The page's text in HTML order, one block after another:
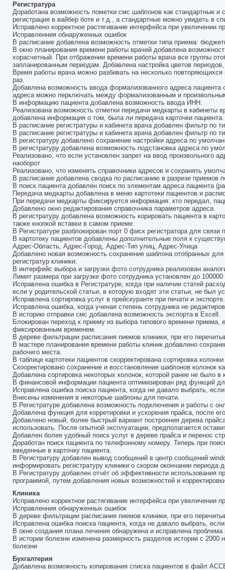
Регистратура
Доработана возможность пометки смс шаблонов как стандартные
регистрация в вайбер боте и т.д., а стандартные можно увидеть в
Исправлено корректное растягивание интерфейса при увеличении
Исправленния обнаруженных ошибок
В расписание добавлена возможность отметки типа приема:
В окно планирования времени работы врачей добавлена
хорасчетный. При отбражении времени работы врача все группы
запланированным периодам. Добавлена настройка цветов
Время работы врача можно разбивать на несколько
раз.
Добавлена возможность ввода формализованного адреса
адреса можно перключать между формализованным и
В информацию пациента добавлена возможность ввода ИНН.
Реализована возможность отметки передачи медкарты в
добавлена информация о том, была ли передача карточки
В расписание регистратуры и кабинета врача добавлен фильтр по
В расписание регистратуры и кабинета врача добавлен фильтр по
В регистратуру добавлено сохранение настройки адреса по
В регистратуру добавлена возможность подстановка адреса по
Реализовано, что если установлен запрет на ввод произвольного
наоборот
Реализовано, что изменять справочники адресов и сохранять
В расписание добавлена сводка по расписанию в разрезе приемов
В поиск пациента добавлен поиск по элементам адреса пациента
Передача медкарты добавлена в меню картотеки пациентов и
При передачи медкарты фиксируется информация: кто передал,
Добавлено окно редактирования справочника параметров адреса.
В регистратуру добавлена возможность корировать пациента в
также кнопкой вставки в самом приеме.
В Регистратуре разблокирован порт 0 фиск регистратора для
В картотеку пациентов добавлены дополнительные поля к
Адрес-Область, Адрес-Город, Адрес-Тип улиц, Адрес-Улица
Добавлено новая возможность сохранение шаблона отобранных
регистратур клиники.
В интерфейс выбора и загрузки фото сотрудника реализован
Лимит размера при загрузке фото сотрудника установлен до
Исправлена ошибка в Регистратуре, когда при наличии статей
если у родительской статьи, в которую входят эти статьи, не был
Исправлена сортировка услуг в прейскуранте при печати и экспорте.
Исправлена ошибка, когда ученая степень сотрудника не
В историю отправки смс добавлена возможность экспорта в Excell.
Блокирован переход к приему из выбора типового времени
фиксированным временем.
В дереве фильтрации расписания пиемов клиники, при его
В мастере планирования времени работы клиник добавлено
рабочего места.
В таблице картотеки пациентов скорректирована сортировка
Скооректировано сохранение и восстановление шаблонов колонок
Добавлена сортировка некоторых колонок, которой ранее не было в
В финансовой информации пациента оптимизирован ряд функций
Исправлена ошибка поиска пациента, когда не давало выбрать,
Внесены изменения в некоторые шаблоны для печати.
В Регистратуре добавлена возможность подключения и работы с
Добавлена функция для корретировки и ускорения прайса, после
Добавлено новый, более быстрый вариант построения дерева
использовать. После опытной эксплуатации, предполагается
Добавлен более удобный поиск услуг в дереве прайса и перенос
Доработан поиск пациента по телефонному номеру. Теперь при
введенные в карточку пациента.
В Регистратуру добавлен вывод сообщений в центр сообщений
информировать регистратуру клиники о скором окончании периода
В Регистратуру добавлен отчёт об эффективности
программой, путем добавления новых возможностей и
Клиника
Исправлено корректное растягивание интерфейса при увеличении
Исправленния обнаруженных ошибок
В дереве фильтрации расписания пиемов клиники, при его
Исправлена ошибка поиска пациента, когда не давало выбрать,
В окне создания плана лечения обнаружена и исправлена
В истории болезни изменена размерность разделов истории с
болезни
Бухгалтерия
Добавлена возможность копирования списка пациентов в файл